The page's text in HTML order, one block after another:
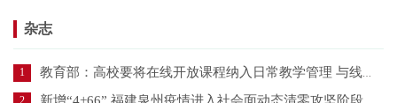
杂志
1 教育部：高校要将在线开放课程纳入日常教学管理 与线下课程同管理同要求
2 新增“4+66” 福建泉州疫情进入社会面动态清零攻坚阶段